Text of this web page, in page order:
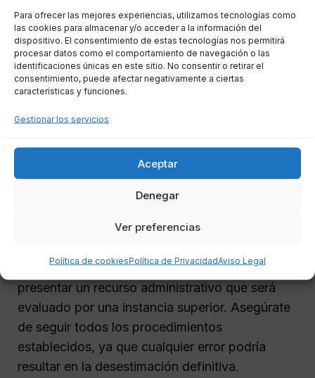
Para ofrecer las mejores experiencias, utilizamos tecnologías como
las cookies para almacenar y/o acceder a la información del
dispositivo. El consentimiento de estas tecnologías nos permitirá
procesar datos como el comportamiento de navegación o las
identificaciones únicas en este sitio. No consentir o retirar el
consentimiento, puede afectar negativamente a ciertas
características y funciones.
Gestionar los servicios
Aceptar
Denegar
Ver preferencias
Política de cookiesPolítica de PrivacidadAviso Legal
Ayuntamiento
Si el Ayuntamiento niega tu reclamación de
indemnización, es fundamental que revises el
insuficientes. En tales casos, puedes solicitar
una revisión de la decisión aportando
información adicional que pueda fortalecer tu
puedes apelar la decisión. Este proceso implica
presentar un recurso administrativo que será
evaluado por una instancia superior. Asegúrate
de seguir todos los procedimientos
establecidos, ya que cualquier error podría
resultar en la desestimación definitiva.